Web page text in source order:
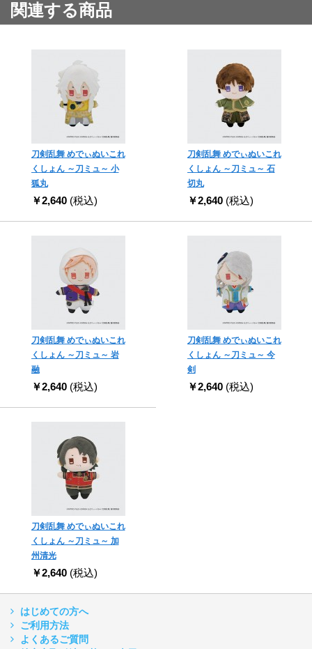
関連する商品
刀剣乱舞 めでぃぬいこれ
くしょん ～刀ミュ～ 小
狐丸
￥2,640 (税込)
刀剣乱舞 めでぃぬいこれ
くしょん ～刀ミュ～ 石
切丸
￥2,640 (税込)
刀剣乱舞 めでぃぬいこれ
くしょん ～刀ミュ～ 岩
融
￥2,640 (税込)
刀剣乱舞 めでぃぬいこれ
くしょん ～刀ミュ～ 今
剣
￥2,640 (税込)
刀剣乱舞 めでぃぬいこれ
くしょん ～刀ミュ～ 加
州清光
￥2,640 (税込)
はじめての方へ
ご利用方法
よくあるご質問